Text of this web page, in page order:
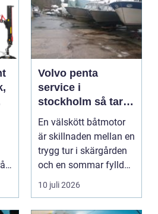
Volvo penta
service i
stockholm så tar
du hand om din
båtmotor på rätt
En välskött båtmotor
är skillnaden mellan en
trygg tur i skärgården
och en sommar fylld
av ofrivilli...
10 juli 2026